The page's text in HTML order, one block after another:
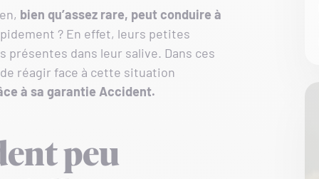
bien qu’assez rare, peut conduire à
? En effet, leurs petites
dans leur salive. Dans ces
réagir face à cette situation
à sa garantie Accident.
peu